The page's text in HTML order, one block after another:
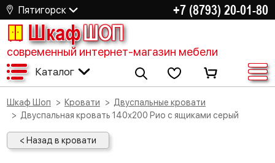
Пятигорск +7 (8793) 20-01-80
ШкафШОП
современный интернет-магазин мебели
Каталог
Шкаф Шоп Кровати
Двуспальные кровати
Двуспальная кровать 140х200 Рио с ящиками серый
< Назад в кровати